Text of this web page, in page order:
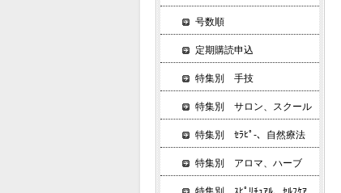
号数順
定期購読申込
特集別 手技
特集別 サロン、スクール
特集別 ｾﾗﾋﾟ-、自然療法
特集別 アロマ、ハーブ